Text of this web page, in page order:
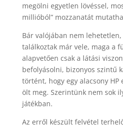
megölni egyetlen lövéssel,
millióból” mozzanatát
Bár valójában nem
találkoztak már vele, maga a
alapvetően csak a látási
befolyásolni, bizonyos szintű
történt, hogy egy alacsony
ölt meg. Szerintünk nem sok
játékban.
Az erről készült felvétel